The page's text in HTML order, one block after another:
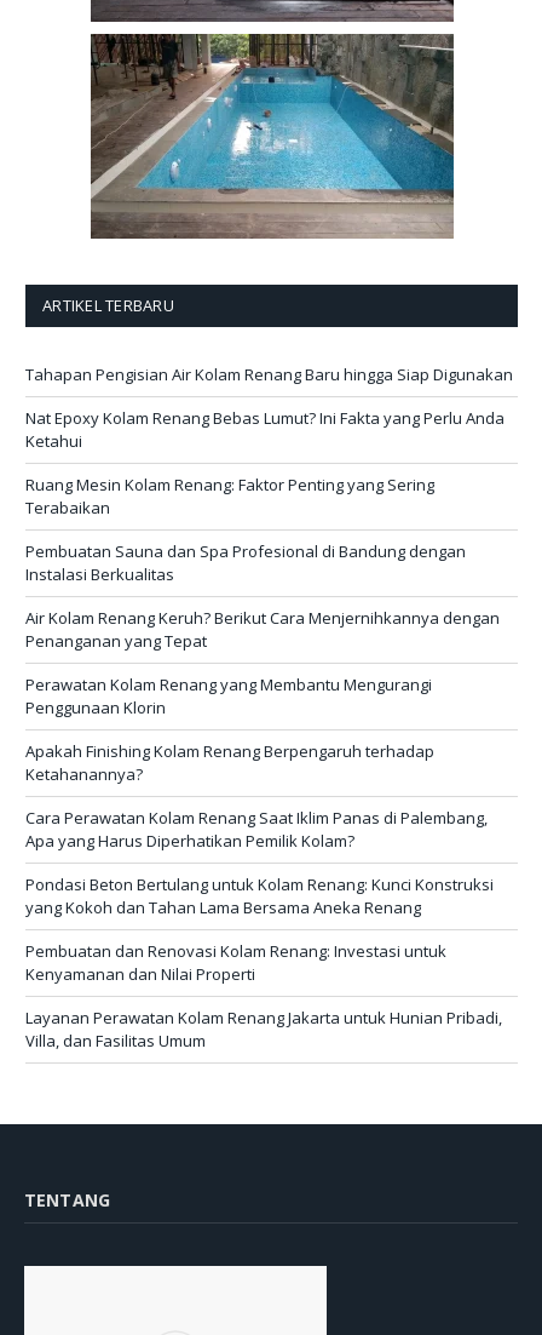
ARTIKEL TERBARU
Tahapan Pengisian Air Kolam Renang Baru hingga Siap Digunakan
Nat Epoxy Kolam Renang Bebas Lumut? Ini Fakta yang Perlu Anda
Ketahui
Ruang Mesin Kolam Renang: Faktor Penting yang Sering
Terabaikan
Pembuatan Sauna dan Spa Profesional di Bandung dengan
Instalasi Berkualitas
Air Kolam Renang Keruh? Berikut Cara Menjernihkannya dengan
Penanganan yang Tepat
Perawatan Kolam Renang yang Membantu Mengurangi
Penggunaan Klorin
Apakah Finishing Kolam Renang Berpengaruh terhadap
Ketahanannya?
Cara Perawatan Kolam Renang Saat Iklim Panas di Palembang,
Apa yang Harus Diperhatikan Pemilik Kolam?
Pondasi Beton Bertulang untuk Kolam Renang: Kunci Konstruksi
yang Kokoh dan Tahan Lama Bersama Aneka Renang
Pembuatan dan Renovasi Kolam Renang: Investasi untuk
Kenyamanan dan Nilai Properti
Layanan Perawatan Kolam Renang Jakarta untuk Hunian Pribadi,
Villa, dan Fasilitas Umum
TENTANG